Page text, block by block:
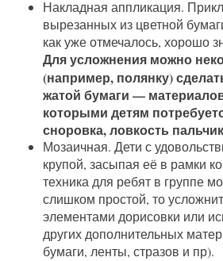
Накладная аппликация.
вырезанных из цветной
как уже отмечалось, хорошо
Для усложнения можно
(например, полянку)
жатой бумаги —
которыми детям
сноровка, ловкость
Мозаичная. Дети с
крупой, засыпая её в рамки
техника для ребят в группе
слишком простой, то
элементами дорисовки или
других дополнительных
бумаги, ленты, стразов и пр).